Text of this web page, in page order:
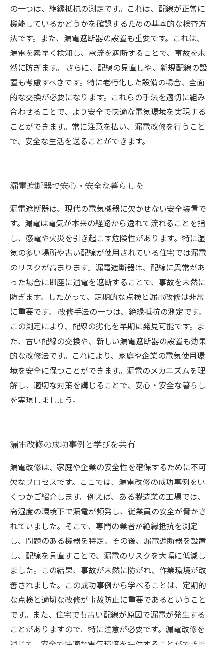
の一つは、絶縁抵抗の測定です。これは、配線が正常に
機能しているかどうかを確認するための基本的な検査方
法です。また、漏電遮断器の設置も重要です。これは、
漏電を素早く検知し、電流を遮断することで、事故を未
然に防ぎます。 さらに、配線の見直しや、新規配線の設
置も考慮すべきです。特に老朽化した設備の場合、全面
的な交換が必要になります。これらの手法を適切に組み
合わせることで、より安全で快適な電気環境を実現する
ことができます。常に注意を払い、漏電改修を行うこと
で、安全な生活を送ることができます。
漏電遮断器で安心・安全な暮らしを
漏電遮断器は、現代の電気機器に欠かせない安全装置で
す。漏電は電気が本来の経路から逸れて流れることを指
し、感電や火災を引き起こす危険性があります。特に湿
気の多い場所や古い配線が使用されている住宅では漏電
のリスクが高まります。漏電遮断器は、配線に異常があ
った場合に即座に通電を遮断することで、事故を未然に
防ぎます。したがって、定期的な点検と漏電改修は非常
に重要です。 改修手法の一つは、絶縁抵抗の測定です。
この測定により、配線の劣化を早期に発見可能です。ま
た、古い配線の交換や、新しい漏電遮断器の設置も効果
的な改修法です。これにより、家庭や企業の電気使用環
境を安全に保つことができます。漏電のメカニズムを理
解し、適切な対策を講じることで、安心・安全な暮らし
を実現しましょう。
漏電改修の成功事例と学びを共有
漏電改修は、家庭や企業の安全性を確保するために不可
欠なプロセスです。ここでは、漏電改修の成功事例をい
くつかご紹介します。例えば、ある製造業の工場では、
高湿度の環境下で漏電が頻発し、従業員の安全が脅かさ
れていました。そこで、専門の業者が絶縁抵抗を測定
し、問題のある機器を特定。その後、漏電遮断器を設置
し、配線を見直すことで、漏電のリスクを大幅に低減し
ました。この結果、事故が未然に防がれ、作業環境が改
善されました。この成功事例から学べることは、定期的
な点検と適切な改修が事故防止に重要であるということ
です。また、住宅でも古い配線が原因で漏電が発生する
ことがありますので、特に注意が必要です。漏電改修を